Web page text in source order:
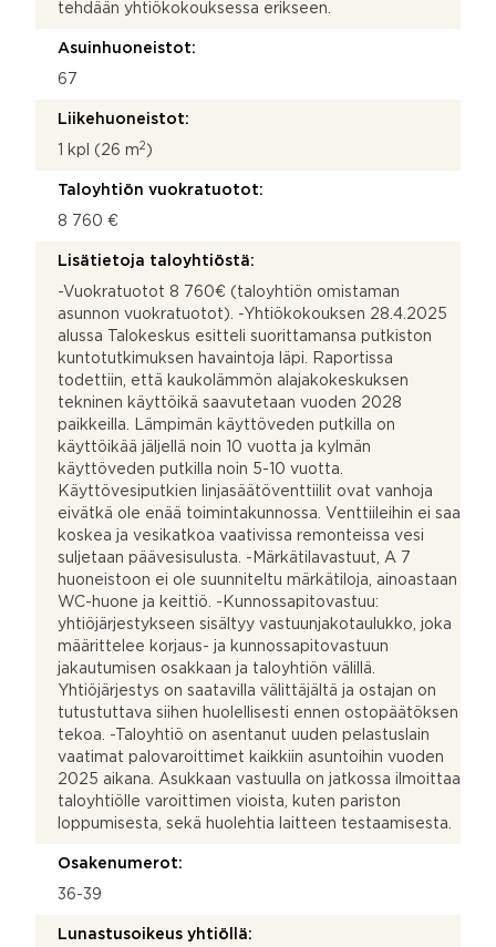
tehdään yhtiökokouksessa erikseen.
Asuinhuoneistot:
67
Liikehuoneistot:
1 kpl (26 m2 )
Taloyhtiön vuokratuotot:
8 760 €
Lisätietoja taloyhtiöstä:
-Vuokratuotot 8 760€ (taloyhtiön omistaman
asunnon vuokratuotot). -Yhtiökokouksen 28.4.2025
alussa Talokeskus esitteli suorittamansa putkiston
kuntotutkimuksen havaintoja läpi. Raportissa
todettiin, että kaukolämmön alajakokeskuksen
tekninen käyttöikä saavutetaan vuoden 2028
paikkeilla. Lämpimän käyttöveden putkilla on
käyttöikää jäljellä noin 10 vuotta ja kylmän
käyttöveden putkilla noin 5-10 vuotta.
Käyttövesiputkien linjasäätöventtiilit ovat vanhoja
eivätkä ole enää toimintakunnossa. Venttiileihin ei saa
koskea ja vesikatkoa vaativissa remonteissa vesi
suljetaan päävesisulusta. -Märkätilavastuut, A 7
huoneistoon ei ole suunniteltu märkätiloja, ainoastaan
WC-huone ja keittiö. -Kunnossapitovastuu:
yhtiöjärjestykseen sisältyy vastuunjakotaulukko, joka
määrittelee korjaus- ja kunnossapitovastuun
jakautumisen osakkaan ja taloyhtiön välillä.
Yhtiöjärjestys on saatavilla välittäjältä ja ostajan on
tutustuttava siihen huolellisesti ennen ostopäätöksen
tekoa. -Taloyhtiö on asentanut uuden pelastuslain
vaatimat palovaroittimet kaikkiin asuntoihin vuoden
2025 aikana. Asukkaan vastuulla on jatkossa ilmoittaa
taloyhtiölle varoittimen vioista, kuten pariston
loppumisesta, sekä huolehtia laitteen testaamisesta.
Osakenumerot:
36-39
Lunastusoikeus yhtiöllä: